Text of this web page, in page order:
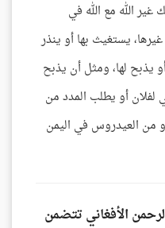
الله مع الله في
يستغيث بها أو ينذر
يذبح لها، ومثل أن يذبح
لفلان أو يطلب المدد من
من العيدروس في اليمن
الأفغاني تتضمن